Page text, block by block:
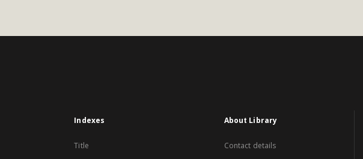
Indexes
Title
About Library
Contact details